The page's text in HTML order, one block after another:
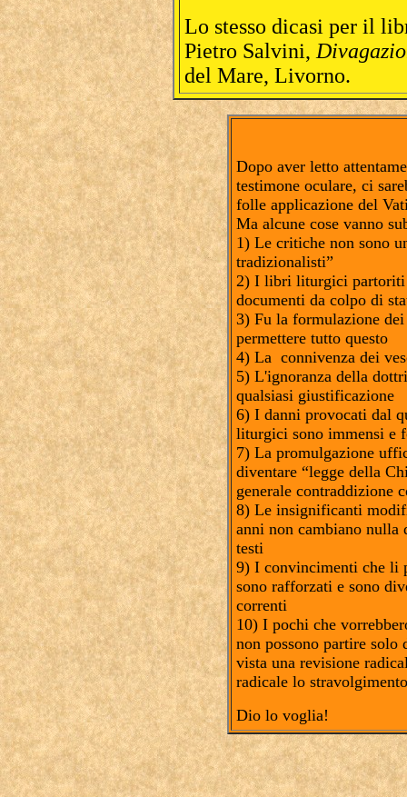
Lo stesso dicasi per il
Pietro Salvini,
del Mare, Livorno.
Dopo aver letto
testimone oculare, ci
folle applicazione del
Ma alcune cose vanno
1) Le critiche non sono
tradizionalisti”
2) I libri liturgici
documenti da colpo di
3) Fu la formulazione
permettere tutto questo
4) La connivenza dei
5) L'ignoranza della
qualsiasi giustificazione
6) I danni provocati dal
liturgici sono immensi e
7) La promulgazione
diventare “legge della
generale contraddizione
8) Le insignificanti
anni non cambiano nulla
testi
9) I convincimenti che li
sono rafforzati e sono
correnti
10) I pochi che
non possono partire solo
vista una revisione
radicale lo
Dio lo voglia!